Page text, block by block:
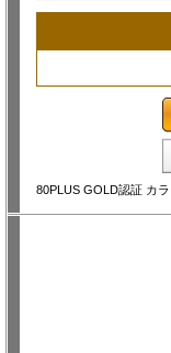
80PLUS GOLD認証 カ